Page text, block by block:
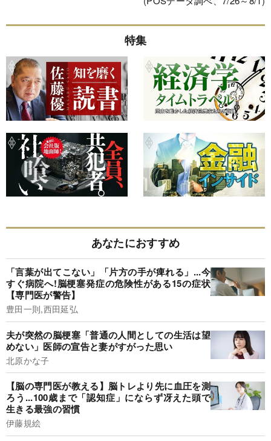
特集
あなたにおすすめ
「言葉が出てこない」「片方の手が痺れる」...今
すぐ病院へ!脳梗塞発症の危険性がある15の症状
【専門医が警告】
豊田一則,西田延弘
夫が突然の脳梗塞「普通の人間としての生活は望
めない」医師の宣告と妻がすがった思い
北原かな子
【脳の専門医が教える】脳トレより先に血圧を測
ろう...100歳まで「認知症」にならず冴えた頭で
生きる最強の習慣
伊藤規絵